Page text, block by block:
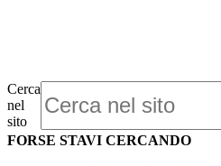
Cerca
nel
sito
FORSE STAVI CERCANDO